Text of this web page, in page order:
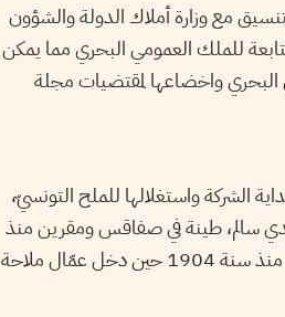
مع وزارة أملاك الدولة والشؤون
للملك العمومي البحري مما يمكن
الملك العمومي البحري واخضاعها لمقتضيات مجلة
حكومة الباي ومجلس إدارة كوتوزال سنة 1949 لم تكن بداية الشركة واستغلالها للملح التونسيّ،
سالم، طينة في صفاقس ومقرين منذ
سنة 1903، بل ويسجّل التاريخ التونسيّ بداية التحرّكات الاحتجاجيّة النقابيّة منذ سنة 1904 حين دخل عمّال ملاحة